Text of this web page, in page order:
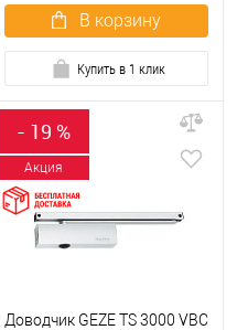
В корзину
Купить в 1 клик
- 19 %
Акция
Доводчик GEZE TS 3000 VBC